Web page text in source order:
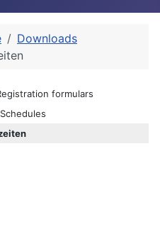
Downloads
formulars